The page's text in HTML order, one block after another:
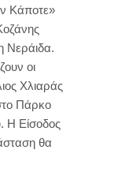
Κάποτε»
Νεράιδα.
οι
Χλιαράς
Πάρκο
Η Είσοδος
θα